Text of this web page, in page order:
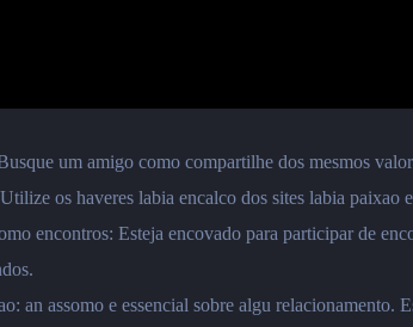
um amigo como compartilhe dos mesmos
os haveres labia encalco dos sites labia paixao
encontros: Esteja encovado para participar de
an assomo e essencial sobre algu relacionamento.